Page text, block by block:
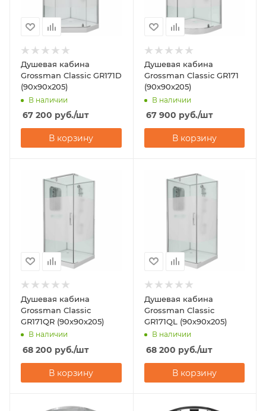
Душевая кабина
Grossman Classic GR171D
(90х90х205)
В наличии
67 200 руб./шт
В корзину
Душевая кабина
Grossman Classic GR171
(90х90х205)
В наличии
67 900 руб./шт
В корзину
Душевая кабина
Grossman Classic
GR171QR (90х90х205)
В наличии
68 200 руб./шт
В корзину
Душевая кабина
Grossman Classic
GR171QL (90х90х205)
В наличии
68 200 руб./шт
В корзину